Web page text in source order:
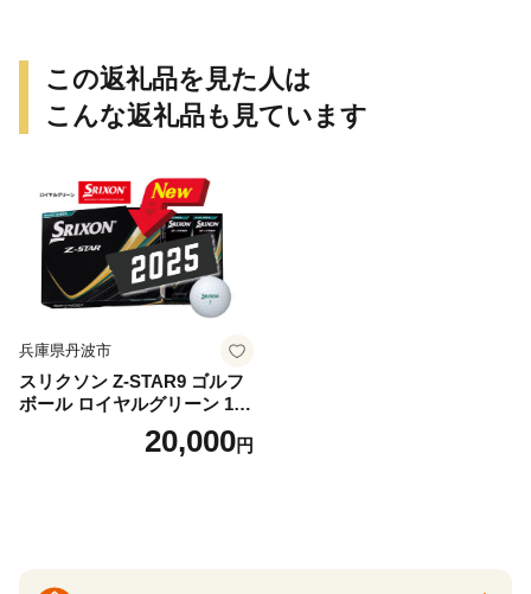
キャンプ 送料無料
この返礼品を見た人は
こんな返礼品も見ています
兵庫県丹波市
スリクソン Z-STAR9 ゴルフ
ボール ロイヤルグリーン 1ダ
ース 12球 兵庫県丹波市 ふる
20,000円